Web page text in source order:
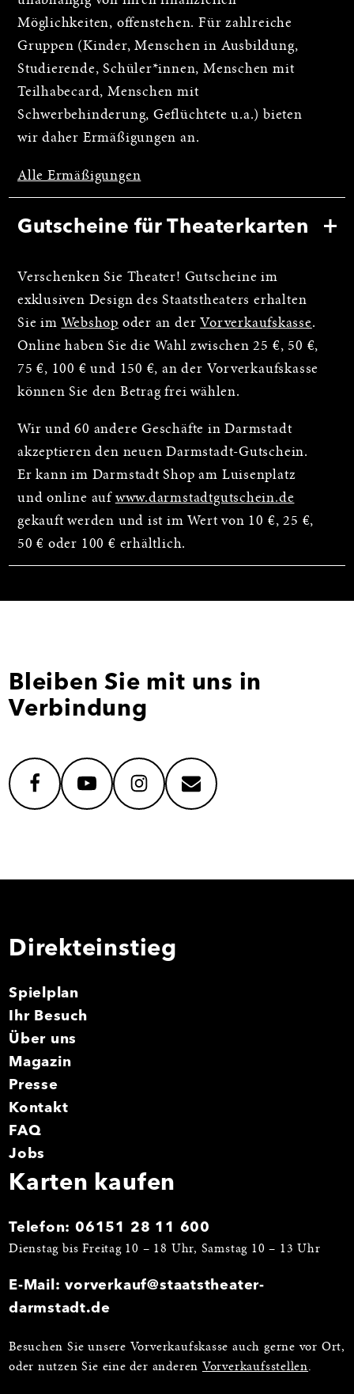
Möglichkeiten, offenstehen. Für zahlreiche
Gruppen (Kinder, Menschen in Ausbildung,
Studierende, Schüler*innen, Menschen mit
Teilhabecard, Menschen mit
Schwerbehinderung, Geflüchtete u.a.) bieten
wir daher Ermäßigungen an.
Alle Ermäßigungen
Gutscheine für Theaterkarten
Verschenken Sie Theater! Gutscheine im
exklusiven Design des Staatstheaters erhalten
Sie im Webshop oder an der Vorverkaufskasse.
Online haben Sie die Wahl zwischen 25 €, 50 €,
75 €, 100 € und 150 €, an der Vorverkaufskasse
können Sie den Betrag frei wählen.
Wir und 60 andere Geschäfte in Darmstadt
akzeptieren den neuen Darmstadt-Gutschein.
Er kann im Darmstadt Shop am Luisenplatz
und online auf www.darmstadtgutschein.de
gekauft werden und ist im Wert von 10 €, 25 €,
50 € oder 100 € erhältlich.
Bleiben Sie mit uns in
Verbindung
facebookyoutubeinstagrammail
Direkteinstieg
Spielplan
Ihr Besuch
Über uns
Magazin
Presse
Kontakt
FAQ
Jobs
Karten kaufen
Telefon:06151 28 11 600
Dienstag bis Freitag 10 – 18 Uhr, Samstag 10 – 13 Uhr
E-Mail:vorverkauf@staatstheater-
darmstadt.de
Besuchen Sie unsere Vorverkaufskasse auch gerne vor Ort,
oder nutzen Sie eine der anderen Vorverkaufsstellen.